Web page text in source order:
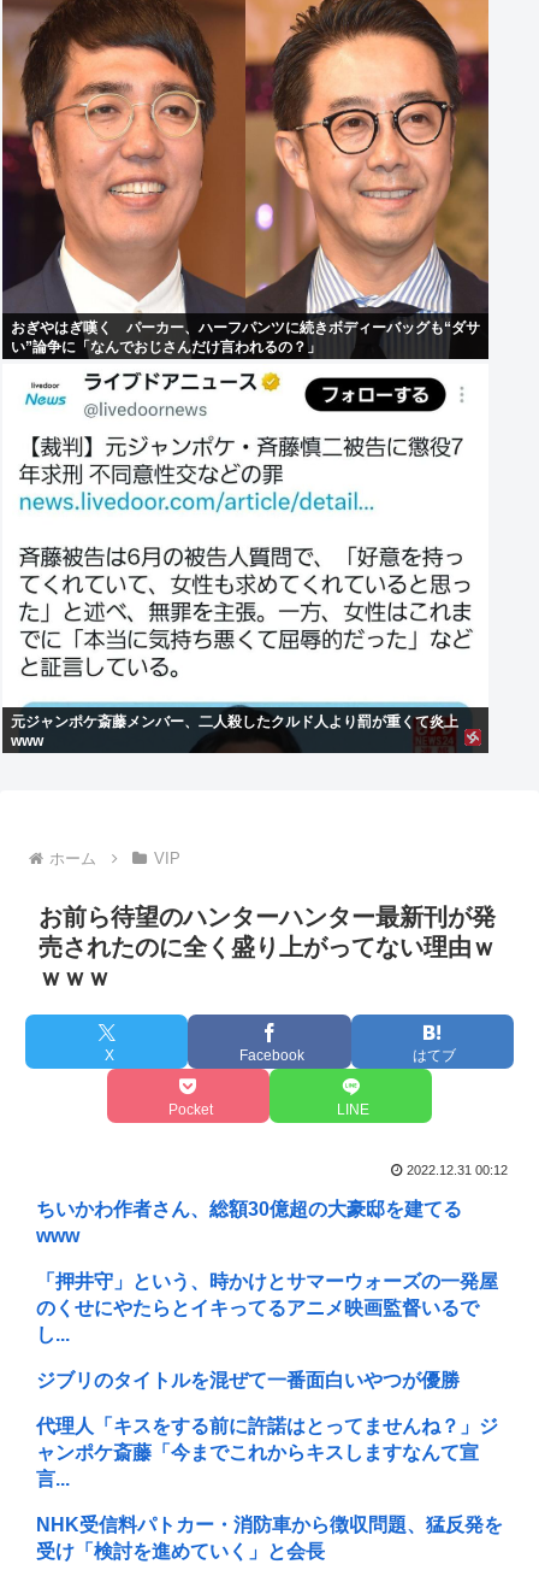
おぎやはぎ嘆く パーカー、ハーフパンツに続きボディーバッグも“ダサ
い”論争に「なんでおじさんだけ言われるの？」
元ジャンポケ斎藤メンバー、二人殺したクルド人より罰が重くて炎上
www
ホーム VIP
お前ら待望のハンターハンター最新刊が発
売されたのに全く盛り上がってない理由ｗ
ｗｗｗ
X Facebook はてブ
Pocket LINE
2022.12.31 00:12
ちいかわ作者さん、総額30億超の大豪邸を建てる
www
「押井守」という、時かけとサマーウォーズの一発屋
のくせにやたらとイキってるアニメ映画監督いるで
し...
ジブリのタイトルを混ぜて一番面白いやつが優勝
代理人「キスをする前に許諾はとってませんね？」ジ
ャンポケ斎藤「今までこれからキスしますなんて宣
言...
NHK受信料パトカー・消防車から徴収問題、猛反発を
受け「検討を進めていく」と会長